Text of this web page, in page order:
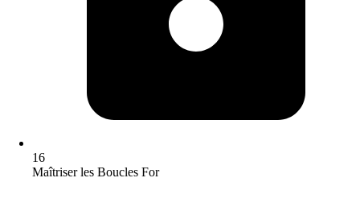
16
Maîtriser les Boucles For